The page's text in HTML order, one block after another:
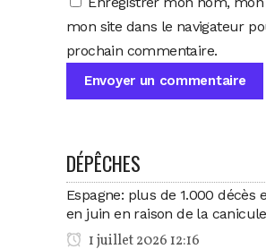
mon site dans le navigateur
prochain commentaire.
DÉPÊCHES
Espagne: plus de 1.000 décès
en juin en raison de la canicule
1 juillet 2026 12:16